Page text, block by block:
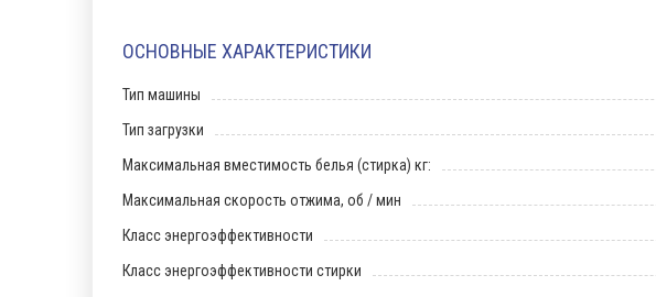
ОСНОВНЫЕ ХАРАКТЕРИСТИКИ
Тип машины
Тип загрузки
Максимальная вместимость белья (стирка) кг:
Максимальная скорость отжима, об / мин
Класс энергоэффективности
Класс энергоэффективности стирки